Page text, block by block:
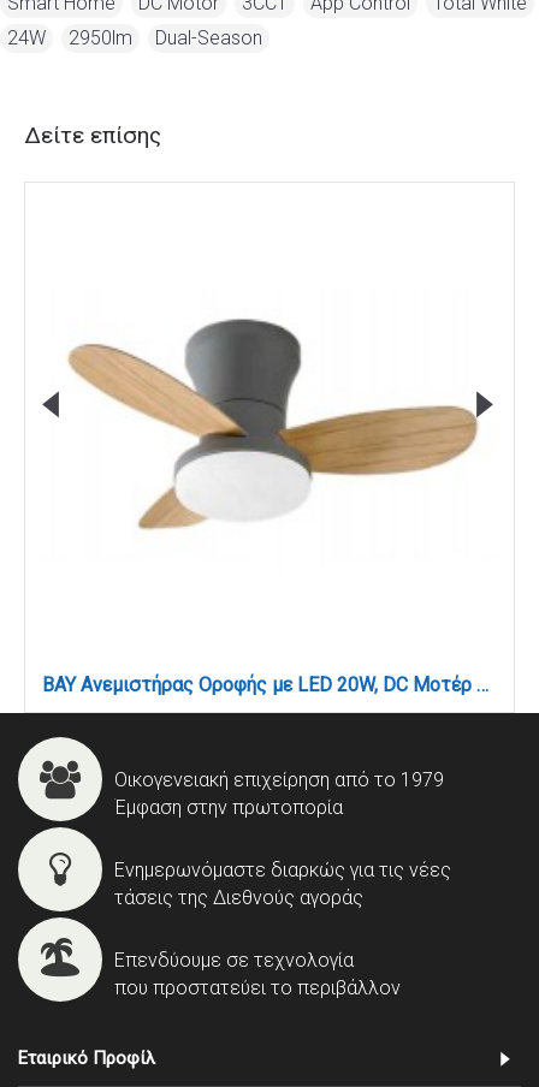
24W
2950lm Dual-Season
Δείτε επίσης
BAY Ανεμιστήρας Οροφής με LED 20W, DC Μοτέρ & Smart App - Γκρι / Ξύλο (102000930)
Οικογενειακή επιχείρηση από το 1979
Έμφαση στην πρωτοπορία
Ενημερωνόμαστε διαρκώς για τις νέες
τάσεις της Διεθνούς αγοράς
Επενδύουμε σε τεχνολογία
που προστατεύει το περιβάλλον
Εταιρικό Προφίλ